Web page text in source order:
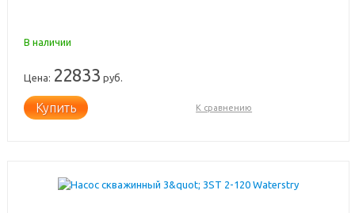
В наличии
Цена: 22833 руб.
Купить К сравнению